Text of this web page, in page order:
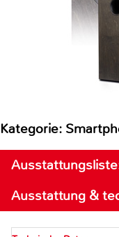
Kategorie:
Ausstattung &